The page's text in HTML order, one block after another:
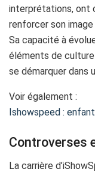
interprétations, ont
renforcer son
Sa capacité à
éléments de
se démarquer dans
Voir également :
Ishowspeed :
Controverses
La carrière